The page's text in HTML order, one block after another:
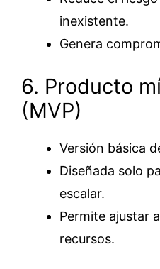
inexistente.
Genera
6. Producto
(MVP)
Versión básica
Diseñada solo
escalar.
Permite ajustar
recursos.